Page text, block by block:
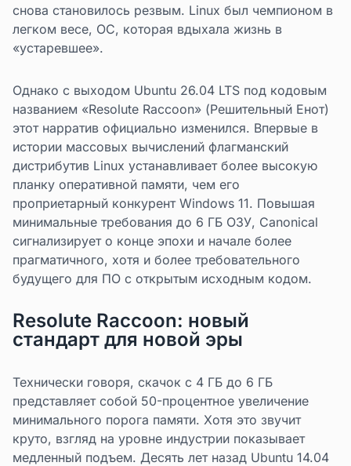
снова становилось резвым. Linux был чемпионом в
легком весе, ОС, которая вдыхала жизнь в
«устаревшее».
Однако с выходом Ubuntu 26.04 LTS под кодовым
названием «Resolute Raccoon» (Решительный Енот)
этот нарратив официально изменился. Впервые в
истории массовых вычислений флагманский
дистрибутив Linux устанавливает более высокую
планку оперативной памяти, чем его
проприетарный конкурент Windows 11. Повышая
минимальные требования до 6 ГБ ОЗУ, Canonical
сигнализирует о конце эпохи и начале более
прагматичного, хотя и более требовательного
будущего для ПО с открытым исходным кодом.
Resolute Raccoon: новый
стандарт для новой эры
Технически говоря, скачок с 4 ГБ до 6 ГБ
представляет собой 50-процентное увеличение
минимального порога памяти. Хотя это звучит
круто, взгляд на уровне индустрии показывает
медленный подъем. Десять лет назад Ubuntu 14.04